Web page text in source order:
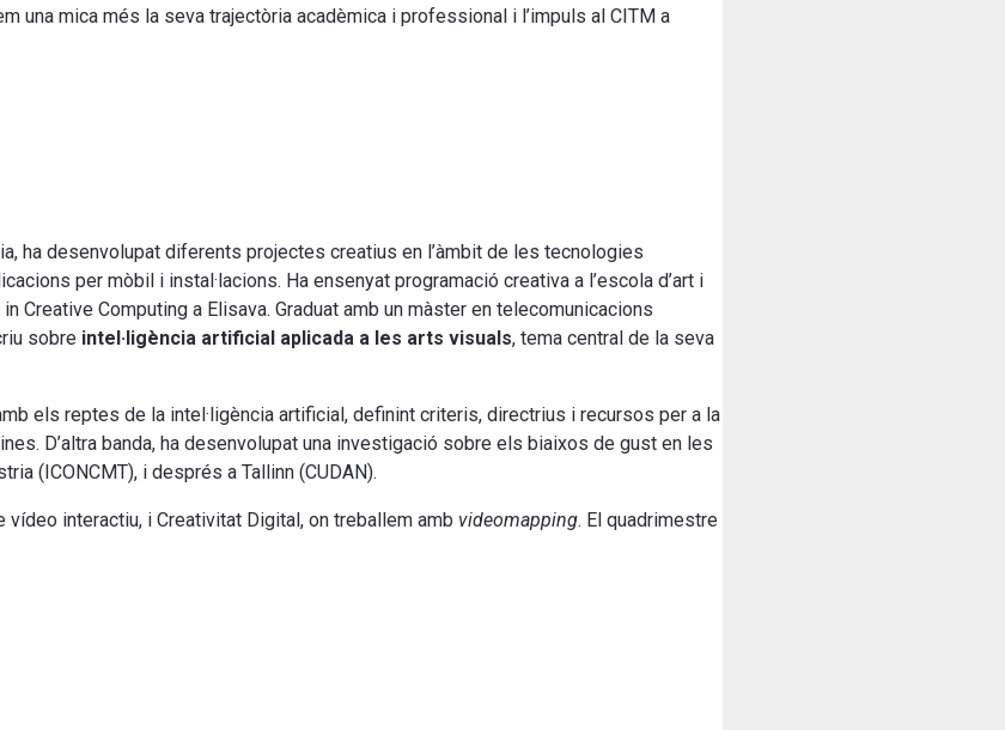
una mica més la seva trajectòria acadèmica i professional i l’impuls al CITM a
ha desenvolupat diferents projectes creatius en l’àmbit de les tecnologies
per mòbil i instal·lacions. Ha ensenyat programació creativa a l’escola d’art i
Creative Computing a Elisava. Graduat amb un màster en telecomunicacions
sobre intel·ligència artificial aplicada a les arts visuals, tema central de la seva
els reptes de la intel·ligència artificial, definint criteris, directrius i recursos per a la
D’altra banda, ha desenvolupat una investigació sobre els biaixos de gust en les
(ICONCMT), i després a Tallinn (CUDAN).
interactiu, i Creativitat Digital, on treballem amb videomapping. El quadrimestre